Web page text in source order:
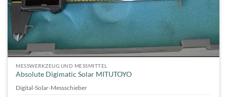
MESSWERKZEUG UND MESSMITTEL
Absolute Digimatic Solar MITUTOYO
Digital-Solar-Messschieber